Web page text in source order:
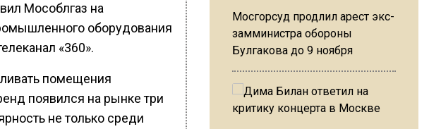
Мособлгаз на
оборудования
«360».
помещения
появился на рынке три
не только среди
Мосгорсуд продлил арест экс-
замминистра обороны
Булгакова до 9 ноября